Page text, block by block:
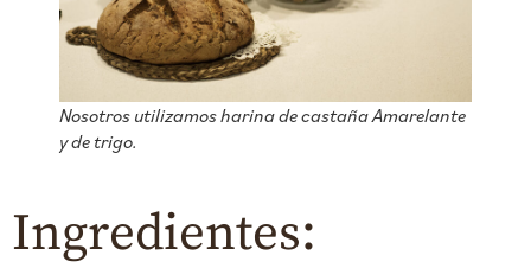
Nosotros utilizamos harina de castaña Amarelante
y de trigo.
Ingredientes: